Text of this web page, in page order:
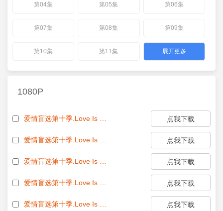
第04集 第05集 第06集
第07集 第08集 第09集
第10集 第11集 展开更多
1080P
点我下载
点我下载
点我下载
点我下载
点我下载